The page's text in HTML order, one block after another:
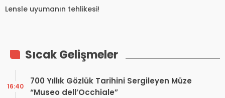
Lensle uyumanın tehlikesi!
Sıcak Gelişmeler
700 Yıllık Gözlük Tarihini Sergileyen Müze
“Museo dell’Occhiale”
16:40